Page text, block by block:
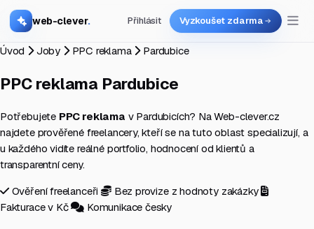
web-clever. Přihlásit Vyzkoušet zdarma
Úvod Joby PPC reklama Pardubice
PPC reklama Pardubice
Potřebujete PPC reklama v Pardubicích? Na Web-clever.cz
najdete prověřené freelancery, kteří se na tuto oblast specializují, a
u každého vidíte reálné portfolio, hodnocení od klientů a
transparentní ceny.
Ověření freelanceři
Bez provize z hodnoty zakázky
Fakturace v Kč
Komunikace česky